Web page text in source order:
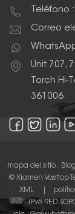
en la
sostener
la vez,
práctico
para
Teléfono
Correo
Unit 707,
Torch Hi-
361006
mapa del sitio Blog
© Xiamen Vasttop
.
XML
IPv6 RED